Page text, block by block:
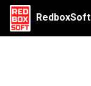
RedboxSoft